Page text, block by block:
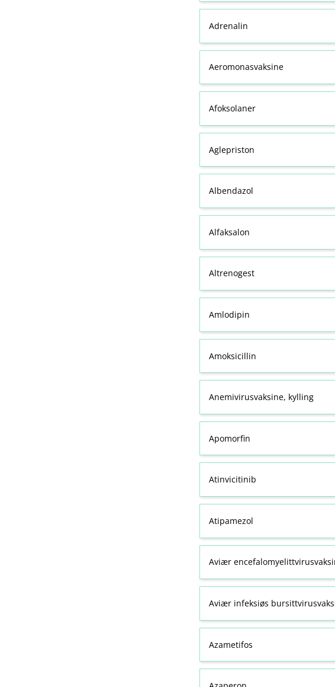
Adrenalin
Aeromonasvaksine
Afoksolaner
Aglepriston
Albendazol
Alfaksalon
Altrenogest
Amlodipin
Amoksicillin
Anemivirusvaksine, kylling
Apomorfin
Atinvicitinib
Atipamezol
Aviær
Aviær infeksiøs
Azametifos